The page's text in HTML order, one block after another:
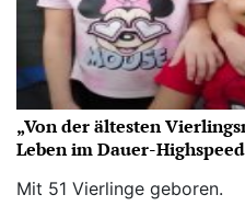
„Von der ältesten
Leben im Dauer-
Mit 51 Vierlinge geboren.